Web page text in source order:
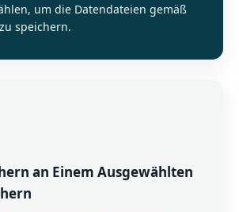
um die Datendateien gemäß
speichern.
an Einem Ausgewählten